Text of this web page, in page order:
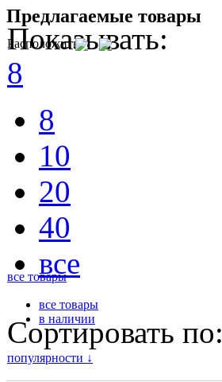
Предлагаемые товары
Расположить
Показывать:
8
8
10
20
40
все
все товары
все товары
в наличии
Сортировать по:
популярности ↓